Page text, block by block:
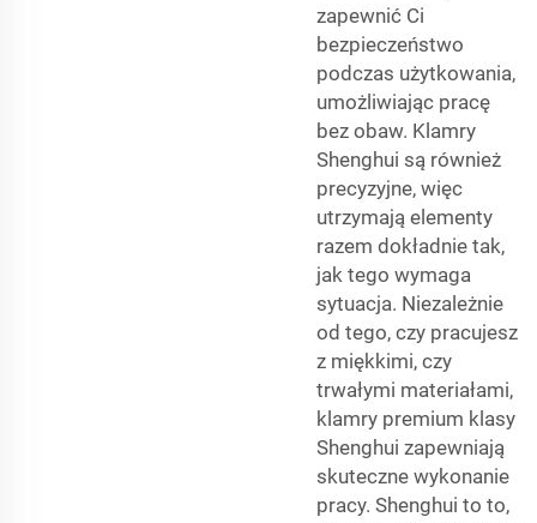
zapewnić Ci
bezpieczeństwo
podczas użytkowania,
umożliwiając pracę
bez obaw. Klamry
Shenghui są również
precyzyjne, więc
utrzymają elementy
razem dokładnie tak,
jak tego wymaga
sytuacja. Niezależnie
od tego, czy pracujesz
z miękkimi, czy
trwałymi materiałami,
klamry premium klasy
Shenghui zapewniają
skuteczne wykonanie
pracy. Shenghui to to,